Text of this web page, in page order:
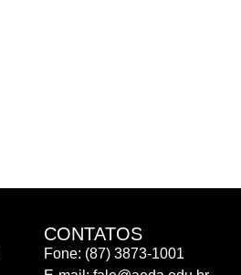
CONTATOS
Fone: (87) 3873-1001